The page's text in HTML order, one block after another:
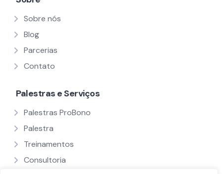
Sobre nós
Blog
Parcerias
Contato
Palestras e Serviços
Palestras ProBono
Palestra
Treinamentos
Consultoria